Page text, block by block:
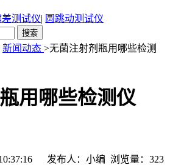
测试仪| 圆跳动测试仪
新闻动态 >无菌注射剂瓶用哪些检测
用哪些检测仪
发布人：小编 浏览量： 323